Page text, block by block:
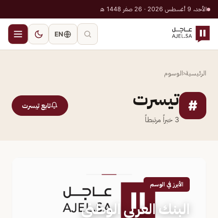
الأحد، 9 أغسطس 2026 · 26 صفر 1448 هـ
EN
الرئيسية‹الوسوم
# تيسرت
3 خبراً مرتبطاً
تابع تيسرت
الأبرز في الوسم
البنك العربي الوطني